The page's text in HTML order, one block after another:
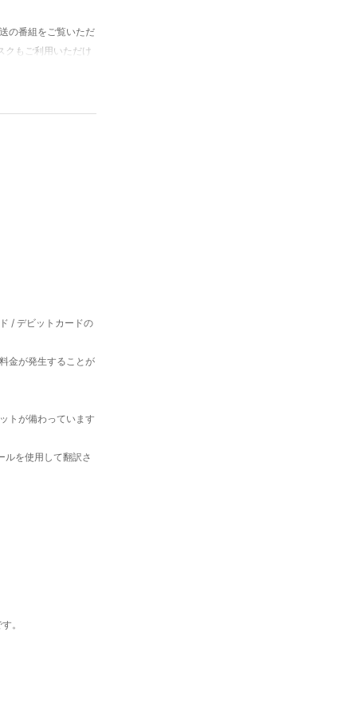
の番組をご覧いただ
クもご利用いただけ
～ 10:30 まで、有
/ デビットカードの
金が発生することが
トが備わっています
ルを使用して翻訳さ
。